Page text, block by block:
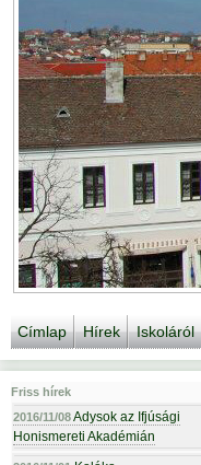
Címlap Hírek Iskoláról
Friss hírek
2016/11/08Adysok az Ifjúsági
Honismereti Akadémián